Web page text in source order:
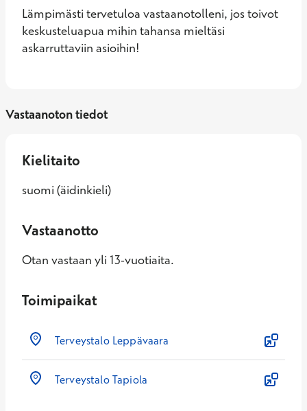
Lämpimästi tervetuloa vastaanotolleni, jos toivot
keskusteluapua mihin tahansa mieltäsi
askarruttaviin asioihin!
Vastaanoton tiedot
Kielitaito
suomi (äidinkieli)
Vastaanotto
Otan vastaan yli 13-vuotiaita.
Toimipaikat
Terveystalo Leppävaara
Terveystalo Tapiola